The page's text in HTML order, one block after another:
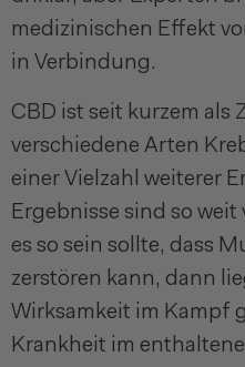
medizinischen Effekt
in Verbindung.
CBD ist seit kurzem
verschiedene Arten
einer Vielzahl weiterer
Ergebnisse sind so
es so sein sollte, dass
zerstören kann, dann
Wirksamkeit im Kampf
Krankheit im